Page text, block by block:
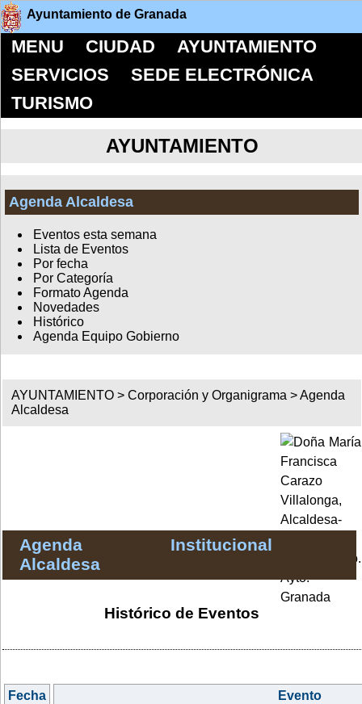
Ayuntamiento de Granada
MENU CIUDAD
AYUNTAMIENTO
SERVICIOS
SEDE ELECTRÓNICA
TURISMO
AYUNTAMIENTO
Agenda Alcaldesa
Eventos esta semana
Lista de Eventos
Por fecha
Por Categoría
Formato Agenda
Novedades
Histórico
Agenda Equipo Gobierno
AYUNTAMIENTO >Corporación y Organigrama >Agenda
Alcaldesa
Agenda Institucional
Alcaldesa
Histórico de Eventos
Fecha
Evento